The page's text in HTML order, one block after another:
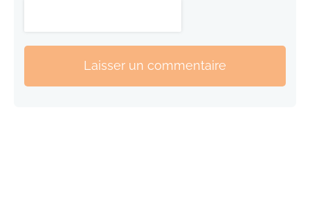
Laisser un commentaire